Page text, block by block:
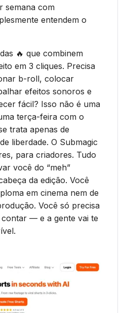
semana com
entendem o
🔥 que combinem
em 3 cliques. Precisa
b-roll, colocar
efeitos sonoros e
fácil? Isso não é uma
terça-feira com o
trata apenas de
liberdade. O Submagic
para criadores. Tudo
você do “meh”
da edição. Você
em cinema nem de
Você só precisa
— e a gente vai te